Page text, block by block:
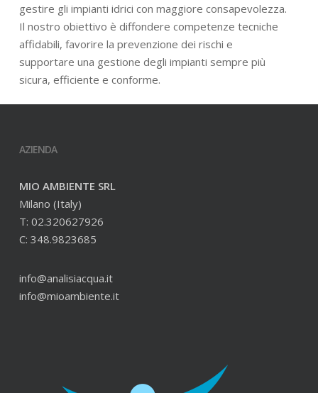
gestire gli impianti idrici con maggiore consapevolezza.
Il nostro obiettivo è diffondere competenze tecniche
affidabili, favorire la prevenzione dei rischi e
supportare una gestione degli impianti sempre più
sicura, efficiente e conforme.
AZIENDA
MIO AMBIENTE SRL
Milano (Italy)
T: 02.320627926
C: 348.9823685
info@analisiacqua.it
info@mioambiente.it